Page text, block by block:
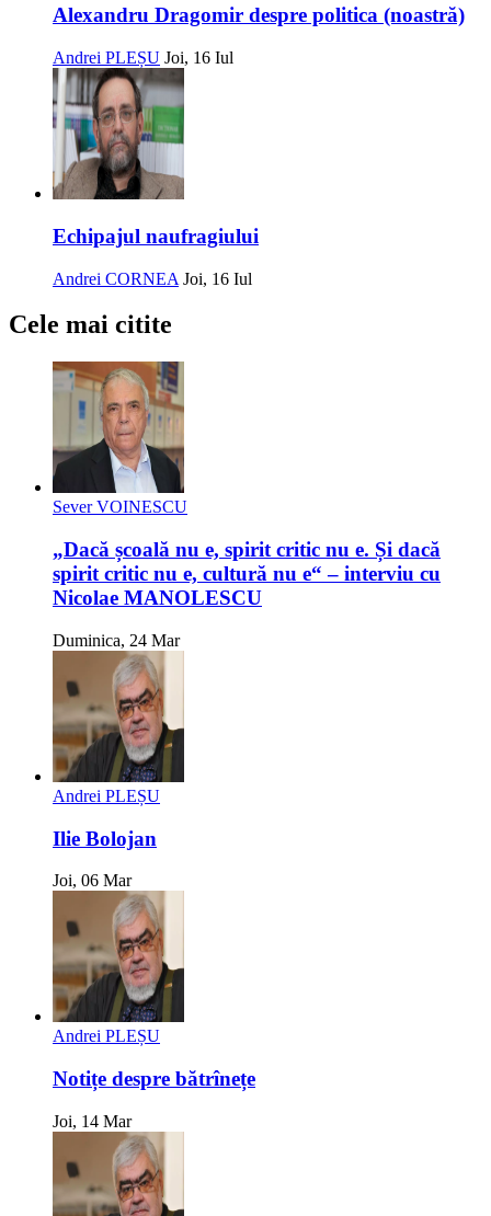
Alexandru Dragomir despre politica (noastră)
Andrei PLEȘU Joi, 16 Iul
Echipajul naufragiului
Andrei CORNEA Joi, 16 Iul
Cele mai citite
Sever VOINESCU
„Dacă școală nu e, spirit critic nu e. Și dacă
spirit critic nu e, cultură nu e“ – interviu cu
Nicolae MANOLESCU
Duminica, 24 Mar
Andrei PLEȘU
Ilie Bolojan
Joi, 06 Mar
Andrei PLEȘU
Notițe despre bătrînețe
Joi, 14 Mar